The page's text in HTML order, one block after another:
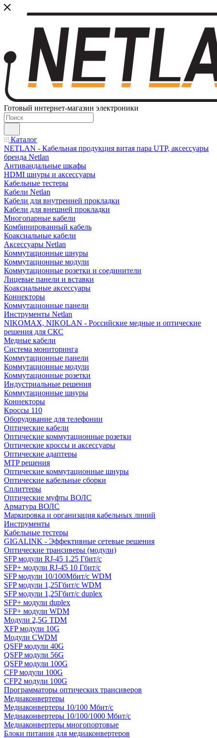
Готовый интернет-магазин электроники
Каталог
NETLAN - Кабельная продукция витая пара UTP, аксессуары
бренда Netlan
Антивандальные шкафы
HDMI шнуры и аксессуары
Кабельные тестеры
Кабели Netlan
Кабели для внутренней прокладки
Кабели для внешней прокладки
Многопарные кабели
Комбинированный кабель
Коаксиальные кабели
Аксессуары Netlan
Коммутационные шнуры
Коммутационные модули
Коммутационные розетки и соединители
Лицевые панели и вставки
Коаксиальные аксессуары
Коннекторы
Коммутационные панели
Инструменты Netlan
NIKOMAX, NIKOLAN - Российские медные и оптические
решения для СКС
Медные кабели
Система мониторинга
Коммутационные панели
Коммутационные модули
Коммутационные розетки
Индустриальные решения
Коммутационные шнуры
Коннекторы
Кроссы 110
Оборудование для телефонии
Оптические кабели
Оптические коммутационные розетки
Оптические кроссы и аксессуары
Оптические адаптеры
MTP решения
Оптические коммутационные шнуры
Оптические кабельные сборки
Сплиттеры
Оптические муфты ВОЛС
Арматура ВОЛС
Маркировка и организация кабельных линий
Инструменты
Кабельные тестеры
GIGALINK - Эффективные сетевые решения
Оптические трансиверы (модули)
SFP модули RJ-45 1.25 Гбит/c
SFP+ модули RJ-45 10 Гбит/c
SFP модули 10/100Мбит/с WDM
SFP модули 1,25Гбит/с WDM
SFP модули 1,25Гбит/с duplex
SFP+ модули duplex
SFP+ модули WDM
Модули 2,5G TDM
XFP модули 10G
Модули CWDM
QSFP модули 40G
QSFP модули 56G
QSFP модули 100G
CFP модули 100G
CFP2 модули 100G
Программаторы оптических трансиверов
Медиаконвертеры
Медиаконвертеры 10/100 Мбит/с
Медиаконвертеры 10/100/1000 Мбит/c
Медиаконвертеры многопортовые
Блоки питания для медиаконвертеров